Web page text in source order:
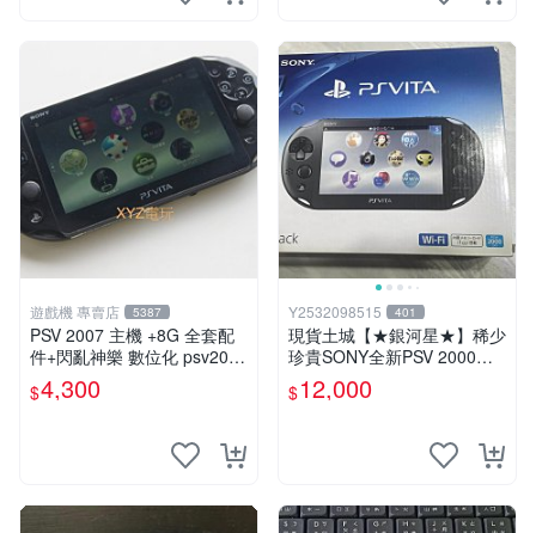
遊戲機 專賣店 5387
PSV 2007 主機 +8G 全套配
件+閃亂神樂 數位化 psv2007
主機
$4,300
Y2532098515 401
現貨土城【★銀河星★】稀少
珍貴SONY全新PSV 2000主
機.可轉換中文.全新PSV未使
用
$12,000